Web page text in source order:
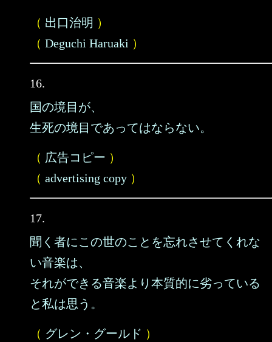
（ 出口治明 ）
（ Deguchi Haruaki ）
16.
国の境目が、
生死の境目であってはならない。
（ 広告コピー ）
（ advertising copy ）
17.
聞く者にこの世のことを忘れさせてくれな
い音楽は、
それができる音楽より本質的に劣っている
と私は思う。
（ グレン・グールド ）